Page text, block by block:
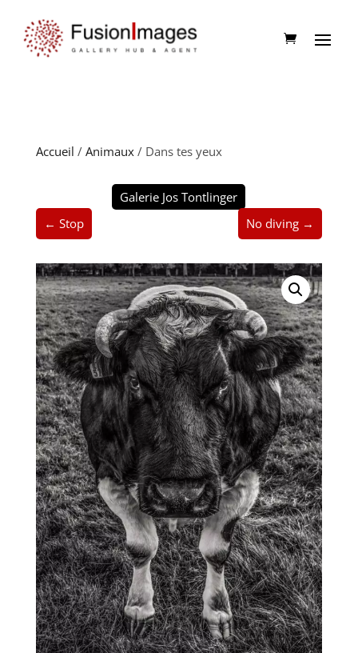
Accueil / Animaux/ Dans tes yeux
Galerie Jos Tontlinger
← Stop
No diving →